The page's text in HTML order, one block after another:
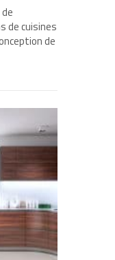
de cuisines
de